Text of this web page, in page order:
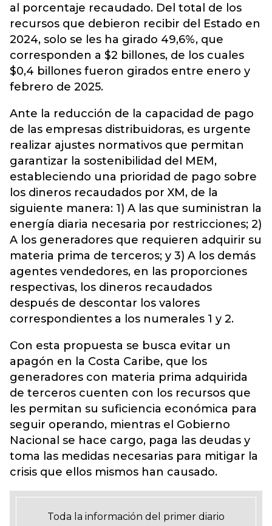
al porcentaje recaudado. Del total de los
recursos que debieron recibir del Estado en
2024, solo se les ha girado 49,6%, que
corresponden a $2 billones, de los cuales
$0,4 billones fueron girados entre enero y
febrero de 2025.
Ante la reducción de la capacidad de pago
de las empresas distribuidoras, es urgente
realizar ajustes normativos que permitan
garantizar la sostenibilidad del MEM,
estableciendo una prioridad de pago sobre
los dineros recaudados por XM, de la
siguiente manera: 1) A las que suministran la
energía diaria necesaria por restricciones; 2)
A los generadores que requieren adquirir su
materia prima de terceros; y 3) A los demás
agentes vendedores, en las proporciones
respectivas, los dineros recaudados
después de descontar los valores
correspondientes a los numerales 1 y 2.
Con esta propuesta se busca evitar un
apagón en la Costa Caribe, que los
generadores con materia prima adquirida
de terceros cuenten con los recursos que
les permitan su suficiencia económica para
seguir operando, mientras el Gobierno
Nacional se hace cargo, paga las deudas y
toma las medidas necesarias para mitigar la
crisis que ellos mismos han causado.
Toda la información del primer diario